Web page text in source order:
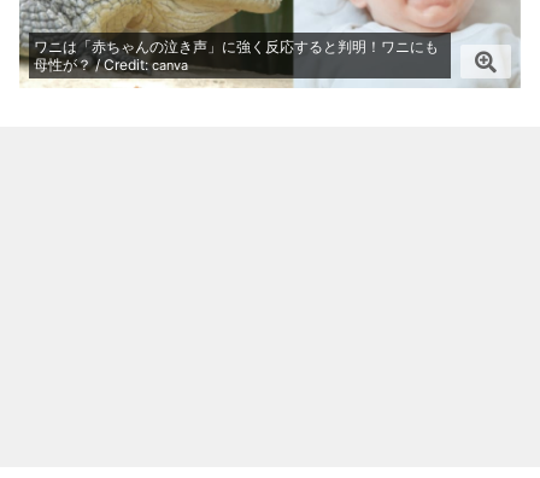
ワニは「赤ちゃんの泣き声」に強く反応すると判明！ワニにも
母性が？ / Credit: canva